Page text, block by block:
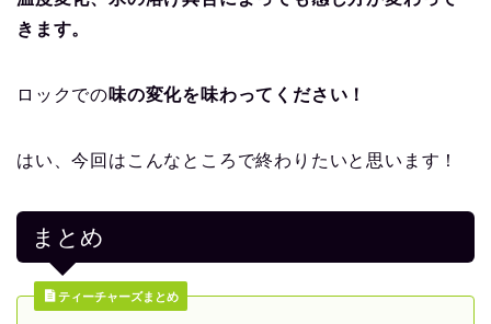
きます。
ロックでの味の変化を味わってください！
はい、今回はこんなところで終わりたいと思います！
まとめ
ティーチャーズまとめ